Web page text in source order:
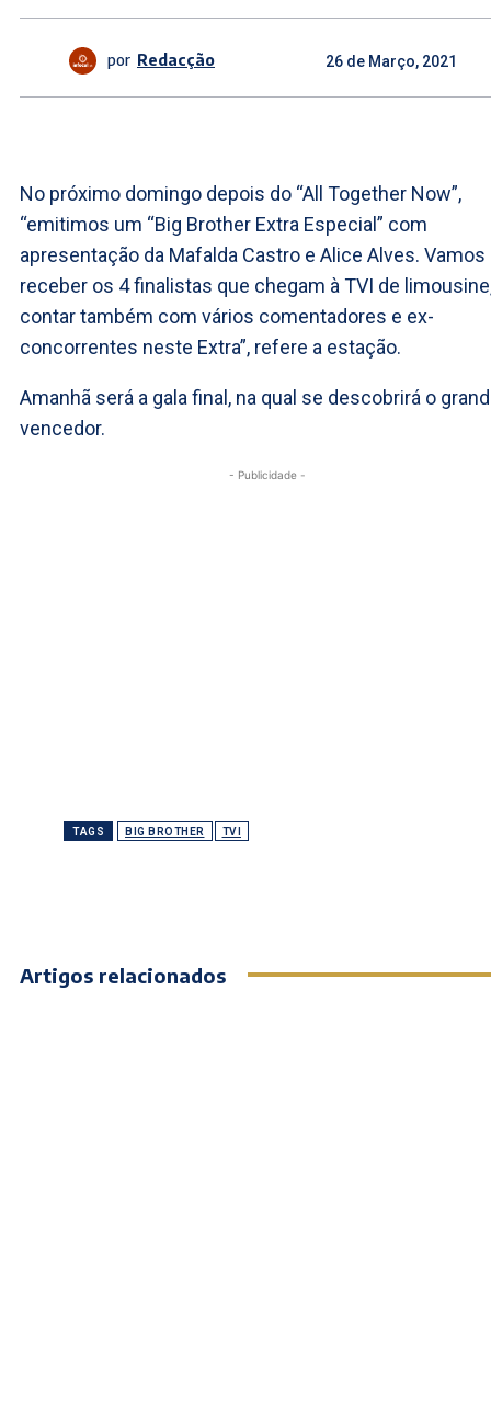
por Redacção 26 de Março, 2021
No próximo domingo depois do “All Together Now”,
“emitimos um “Big Brother Extra Especial” com
apresentação da Mafalda Castro e Alice Alves. Vamos
receber os 4 finalistas que chegam à TVI de
contar também com vários comentadores e ex-
concorrentes neste Extra”, refere a estação.
Amanhã será a gala final, na qual se descobrirá o
vencedor.
- Publicidade -
TAGS BIG BROTHER TVI
Artigos relacionados